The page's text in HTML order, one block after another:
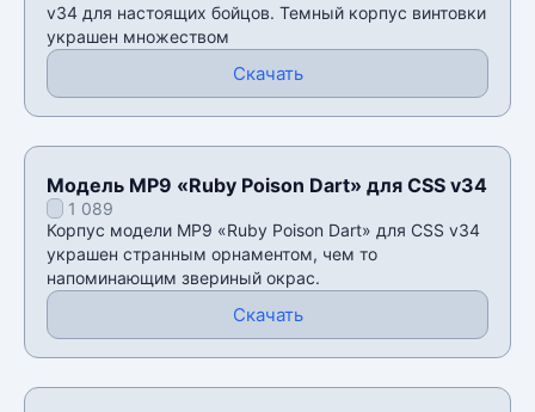
v34 для настоящих бойцов. Темный корпус винтовки
украшен множеством
Скачать
Модель MP9 «Ruby Poison Dart» для CSS v34
1 089
Корпус модели MP9 «Ruby Poison Dart» для CSS v34
украшен странным орнаментом, чем то
напоминающим звериный окрас.
Скачать